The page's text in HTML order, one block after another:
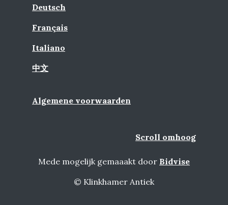
Deutsch
Français
Italiano
中文
Algemene voorwaarden
Scroll omhoog
Mede mogelijk gemaaakt door Bidvise
© Klinkhamer Antiek